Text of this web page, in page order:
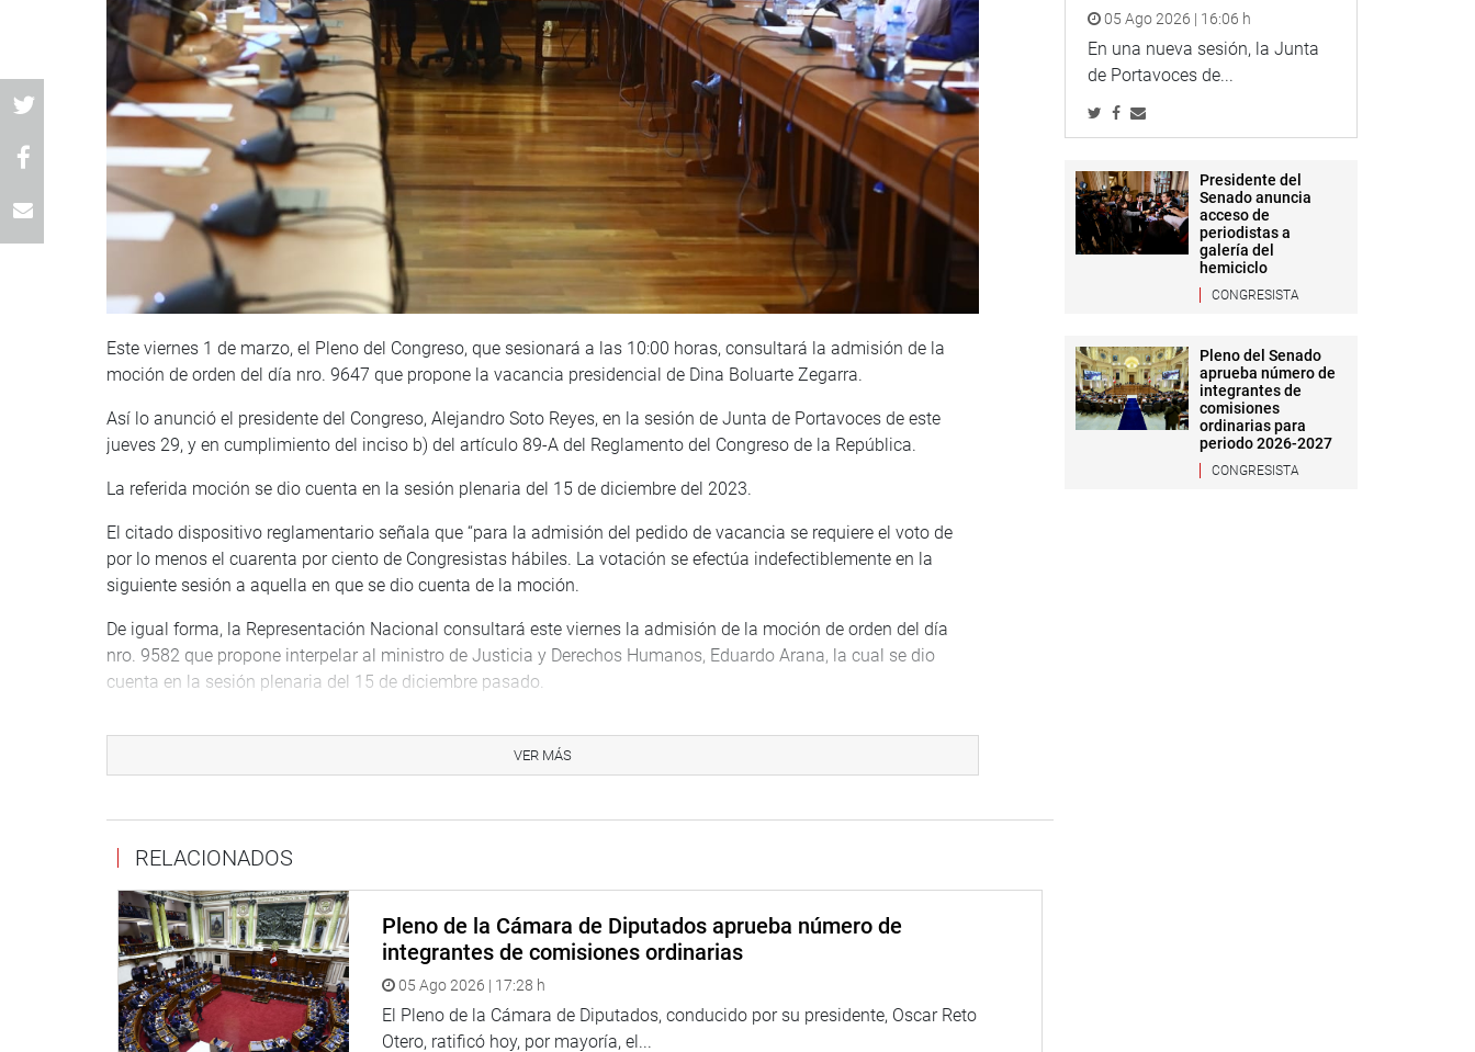
Este viernes 1 de marzo, el Pleno del Congreso, que sesionará a las 10:00 horas, consultará la admisión de la
moción de orden del día nro. 9647 que propone la vacancia presidencial de Dina Boluarte Zegarra.
Así lo anunció el presidente del Congreso, Alejandro Soto Reyes, en la sesión de Junta de Portavoces de este
jueves 29, y en cumplimiento del inciso b) del artículo 89-A del Reglamento del Congreso de la República.
La referida moción se dio cuenta en la sesión plenaria del 15 de diciembre del 2023.
El citado dispositivo reglamentario señala que “para la admisión del pedido de vacancia se requiere el voto de
por lo menos el cuarenta por ciento de Congresistas hábiles. La votación se efectúa indefectiblemente en la
siguiente sesión a aquella en que se dio cuenta de la moción.
De igual forma, la Representación Nacional consultará este viernes la admisión de la moción de orden del día
nro. 9582 que propone interpelar al ministro de Justicia y Derechos Humanos, Eduardo Arana, la cual se dio
cuenta en la sesión plenaria del 15 de diciembre pasado.
requiere el voto de por lo menos el tercio de congresistas hábiles. La votación se efectúa indefectiblemente en la
siguiente sesión a aquella en que se dio cuenta de la moción”.
TIEMPO DE DEBATE
La Junta de Portavoces fijo en una hora el tiempo de debate de ambas mociones de orden del día, que será
distribuido entre todos los grupos parlamentarios.
En el caso del pedido de vacancia presidencial, se aprobó 10 minutos como máximo para sustentar la referida
moción de orden del día, 5 minutos como máximo para que cada grupo parlamentario fije posición, sin
interrupciones ni tiempo adicional, y un minuto para los congresistas no agrupados.
OFICINA DE COMUNICACIONES E IMAGEN INSTITUCIONAL
VER MÁS
RELACIONADOS
Pleno de la Cámara de Diputados aprueba número de
integrantes de comisiones ordinarias
05 Ago 2026 | 17:28 h
El Pleno de la Cámara de Diputados, conducido por su presidente, Oscar Reto
Otero, ratificó hoy, por mayoría, el...
05 Ago 2026 | 16:06 h
En una nueva sesión, la Junta
de Portavoces de...
Presidente del
Senado anuncia
acceso de
periodistas a
galería del
hemiciclo
CONGRESISTA
Pleno del Senado
aprueba número de
integrantes de
comisiones
ordinarias para
periodo 2026-2027
CONGRESISTA